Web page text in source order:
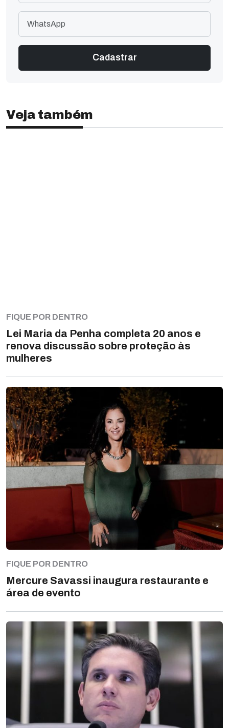
Veja também
FIQUE POR DENTRO
Lei Maria da Penha completa 20 anos e
renova discussão sobre proteção às
mulheres
FIQUE POR DENTRO
Mercure Savassi inaugura restaurante e
área de evento